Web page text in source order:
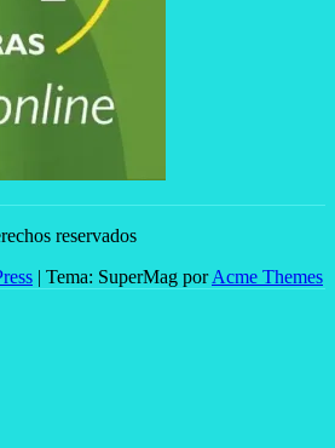
reservados
| Tema: SuperMag porAcme Themes